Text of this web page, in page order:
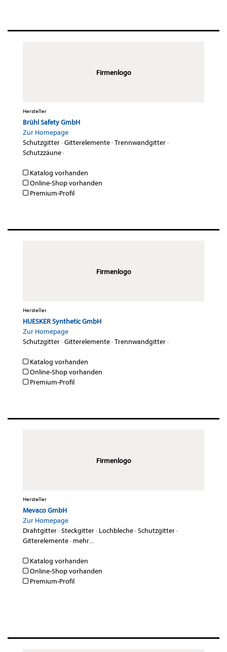
Firmenlogo
Hersteller
Brühl Safety GmbH
Zur Homepage
Schutzgitter·Gitterelemente·Trennwandgitter·
Schutzzäune·
Katalog vorhanden
Online-Shop vorhanden
Premium-Profil
Firmenlogo
Hersteller
HUESKER Synthetic GmbH
Zur Homepage
Schutzgitter·Gitterelemente·Trennwandgitter·
Katalog vorhanden
Online-Shop vorhanden
Premium-Profil
Firmenlogo
Hersteller
Mevaco GmbH
Zur Homepage
Drahtgitter·Steckgitter· Lochbleche·Schutzgitter·
Gitterelemente· mehr...
Katalog vorhanden
Online-Shop vorhanden
Premium-Profil